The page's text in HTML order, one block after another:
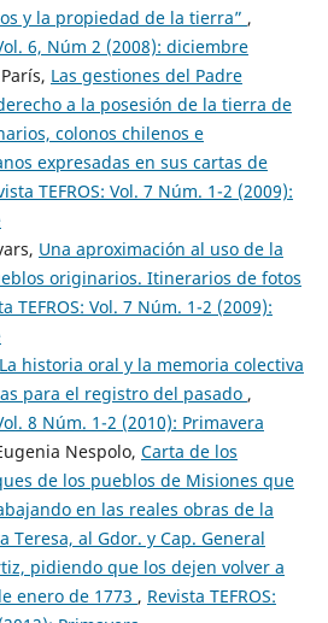
y la propiedad de la tierra” ,
6, Núm 2 (2008): diciembre
Las gestiones del Padre
a la posesión de la tierra de
colonos chilenos e
expresadas en sus cartas de
TEFROS: Vol. 7 Núm. 1-2 (2009):
Una aproximación al uso de la
originarios. Itinerarios de fotos
TEFROS: Vol. 7 Núm. 1-2 (2009):
La historia oral y la memoria colectiva
para el registro del pasado ,
8 Núm. 1-2 (2010): Primavera
Nespolo, Carta de los
de los pueblos de Misiones que
en las reales obras de la
Teresa, al Gdor. y Cap. General
pidiendo que los dejen volver a
enero de 1773 , Revista TEFROS: